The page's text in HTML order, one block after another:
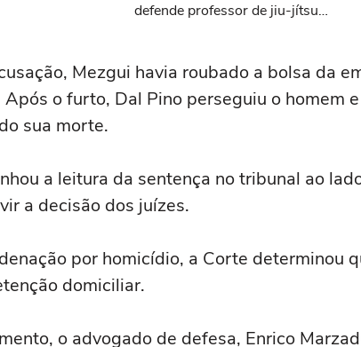
defende professor de jiu-jítsu
Mezgui havia roubado a bolsa da
o furto, Dal Pino perseguiu o homem
sua morte.
a leitura da sentença no tribunal ao
a decisão dos juízes.
por homicídio, a Corte determinou
domiciliar.
o advogado de defesa, Enrico